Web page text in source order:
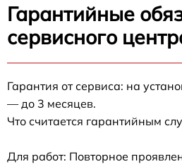
Гарантийные
сервисного
Гарантия от сервиса: на
— до 3 месяцев.
Что считается гарантийным
Для работ: Повторное